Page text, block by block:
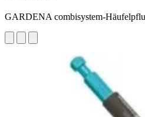
GARDENA combisystem-